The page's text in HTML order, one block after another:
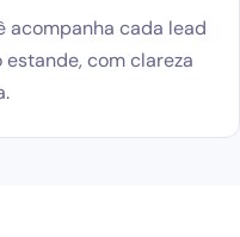
acompanha cada lead
com clareza